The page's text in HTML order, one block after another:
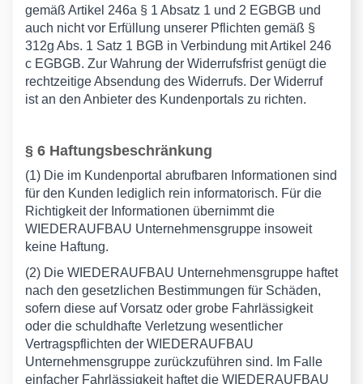
gemäß Artikel 246a § 1 Absatz 1 und 2 EGBGB und
auch nicht vor Erfüllung unserer Pflichten gemäß §
312g Abs. 1 Satz 1 BGB in Verbindung mit Artikel 246
c EGBGB. Zur Wahrung der Widerrufsfrist genügt die
rechtzeitige Absendung des Widerrufs. Der Widerruf
ist an den Anbieter des Kundenportals zu richten.
§ 6 Haftungsbeschränkung
(1) Die im Kundenportal abrufbaren Informationen sind
für den Kunden lediglich rein informatorisch. Für die
Richtigkeit der Informationen übernimmt die
WIEDERAUFBAU Unternehmensgruppe insoweit
keine Haftung.
(2) Die WIEDERAUFBAU Unternehmensgruppe haftet
nach den gesetzlichen Bestimmungen für Schäden,
sofern diese auf Vorsatz oder grobe Fahrlässigkeit
oder die schuldhafte Verletzung wesentlicher
Vertragspflichten der WIEDERAUFBAU
Unternehmensgruppe zurückzuführen sind. Im Falle
einfacher Fahrlässigkeit haftet die WIEDERAUFBAU